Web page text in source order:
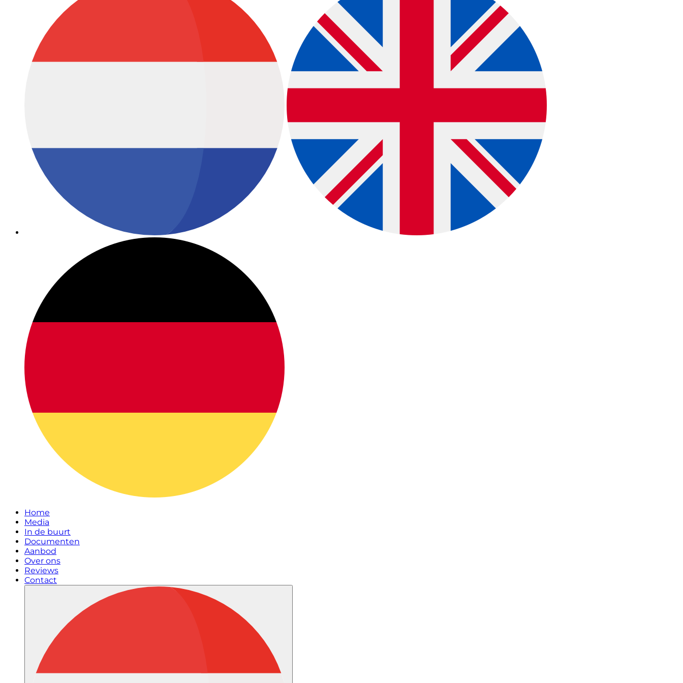
Home
Media
In de buurt
Documenten
Aanbod
Over ons
Reviews
Contact